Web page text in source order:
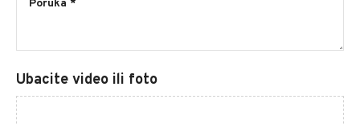
Ubacite video ili foto